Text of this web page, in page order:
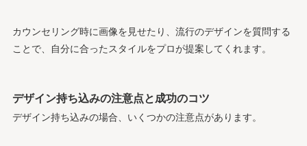
カウンセリング時に画像を見せたり、流行のデザインを質問する
ことで、自分に合ったスタイルをプロが提案してくれます。
デザイン持ち込みの注意点と成功のコツ
デザイン持ち込みの場合、いくつかの注意点があります。